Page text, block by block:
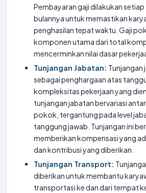
Pembayaran gaji dilakukan
bulannya untuk memastikan
penghasilan tepat waktu. Gaji
komponen utama dari total
mencerminkan nilai dasar
Tunjangan Jabatan: Tunjangan
sebagai penghargaan atas
kompleksitas pekerjaan yang
tunjangan jabatan bervariasi
pokok, tergantung pada level
tanggung jawab. Tunjangan ini
memberikan kompensasi yang
dan kontribusi yang diberikan.
Tunjangan Transport:
diberikan untuk membantu
transportasi ke dan dari tempat